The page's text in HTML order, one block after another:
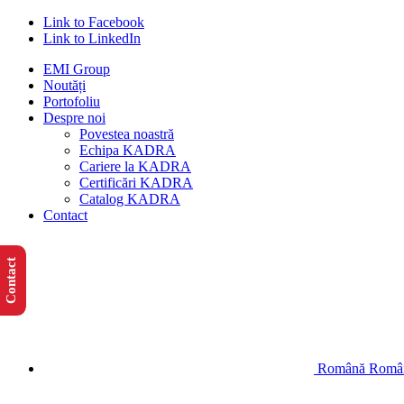
Link to Facebook
Link to LinkedIn
EMI Group
Noutăți
Portofoliu
Despre noi
Povestea noastră
Echipa KADRA
Cariere la KADRA
Certificări KADRA
Catalog KADRA
Contact
Română
Contact